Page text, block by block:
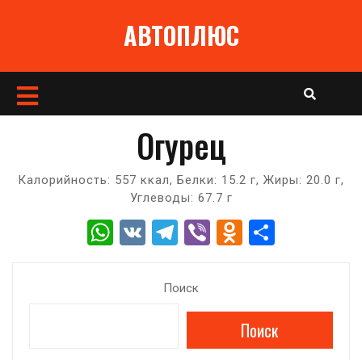
АВТОПЛЮС
Кнопка
Огурец
Калорийность: 557 ккал, Белки: 15.2 г, Жиры: 20.0 г,
Углеводы: 67.7 г
W V T
e
gr
Vi O
o
kl
р
Поиск
Поиск